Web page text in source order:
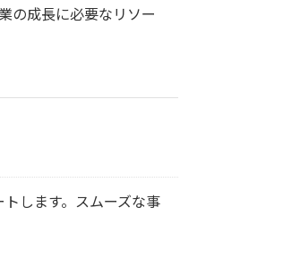
の成長に必要なリソー
します。スムーズな事